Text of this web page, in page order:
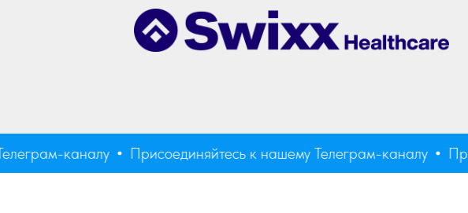
каналу Присоединяйтесь к нашему Телеграм-каналу